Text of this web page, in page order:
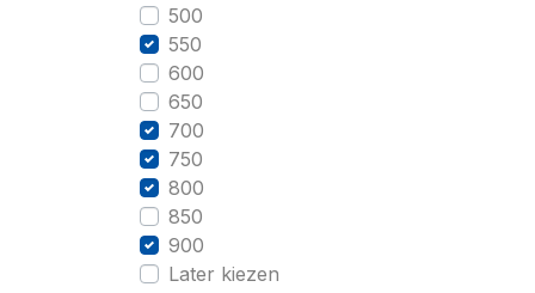
500
550
600
650
700
750
800
850
900
Later kiezen